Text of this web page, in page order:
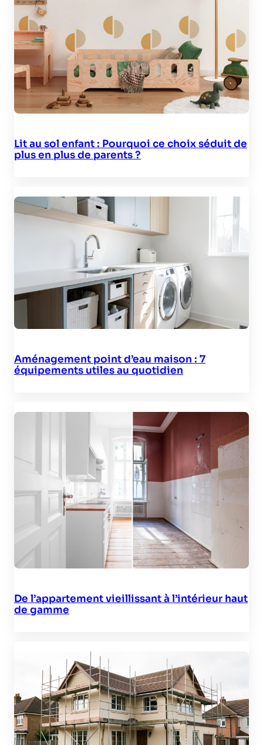
Lit au sol enfant : Pourquoi ce choix séduit de
plus en plus de parents ?
Aménagement point d’eau maison : 7
équipements utiles au quotidien
De l’appartement vieillissant à l’intérieur haut
de gamme